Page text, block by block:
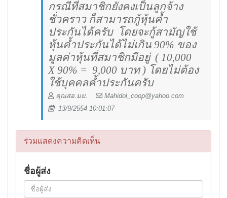
กรณีที่สมาชิกยังคงเป็นลูกจ้าง
ชั่วคราว ก็สามารถกู้หุ้นค้ำ
ประกันได้ครับ โดยจะกู้สามัญใช้
หุ้นค้ำประกันได้ไม่เกิน 90% ของ
มูลค่าหุ้นที่สมาชิกมีอยู่ ( 10,000
X 90% = 9,000 บาท ) โดยไม่ต้อง
ใช้บุคคลค้ำประกันครับ
คุณสอ.มม.
Mahidol_coop@yahoo.com
13/9/2554 10:01:07
ร่วมแสดงความคิดเห็น
ชื่อผู้ส่ง